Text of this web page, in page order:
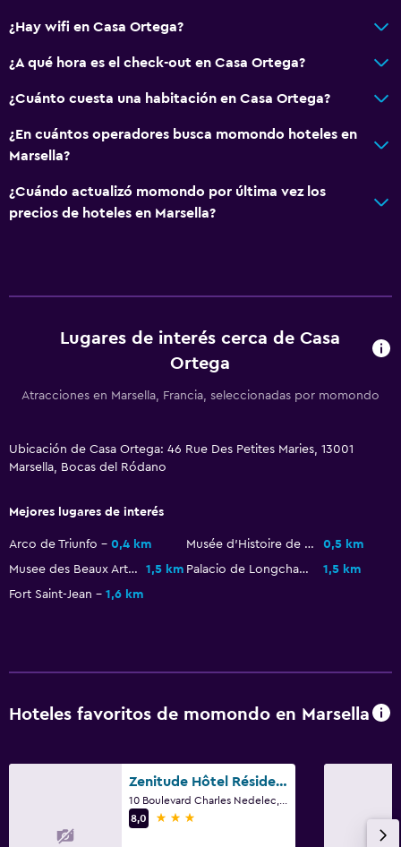
Tetera eléctrica
Windsurf
Salud y seguridad
Limpieza diaria
Sistema de entretenimiento
Zona de trabajo
Toallas para piscina
¿Hay wifi en Casa Ortega?
¿A qué hora es el check-out en Casa Ortega?
¿Cuánto cuesta una habitación en Casa Ortega?
¿En cuántos operadores busca momondo hoteles en
Marsella?
¿Cuándo actualizó momondo por última vez los
precios de hoteles en Marsella?
Lugares de interés cerca de Casa
Ortega
Atracciones en Marsella, Francia, seleccionadas por momondo
Ubicación de Casa Ortega: 46 Rue Des Petites Maries, 13001
Marsella, Bocas del Ródano
Mejores lugares de interés
Arco de Triunfo 0,4 km Musée d'Histoire de Marseille
0,5 km
Musee des Beaux Arts
1,5 km Palacio de Longchamp
1,5 km
Fort Saint-Jean
1,6 km
Hoteles favoritos de momondo en Marsella
Zenitude Hôtel Résidences Marseille Saint-Charles
8,0
3 estrellas